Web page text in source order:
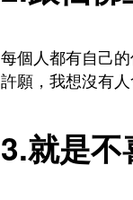
每個人都有自己
許願，我想沒有
3.就是不